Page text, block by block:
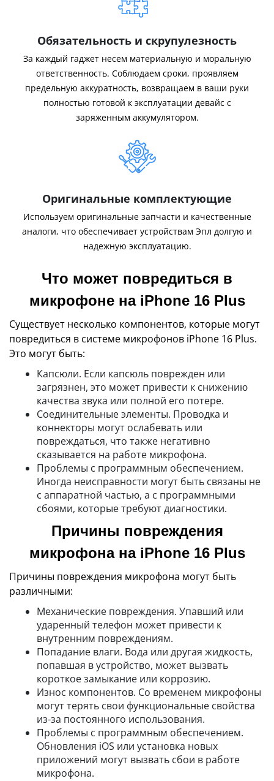
Обязательность и скрупулезность
За каждый гаджет несем материальную и моральную
ответственность. Соблюдаем сроки, проявляем
предельную аккуратность, возвращаем в ваши руки
полностью готовой к эксплуатации девайс с
заряженным аккумулятором.
Оригинальные комплектующие
Используем оригинальные запчасти и качественные
аналоги, что обеспечивает устройствам Эпл долгую и
надежную эксплуатацию.
Что может повредиться в
микрофоне на iPhone 16 Plus
Существует несколько компонентов, которые могут
повредиться в системе микрофонов iPhone 16 Plus.
Это могут быть:
Капсюли. Если капсюль поврежден или
загрязнен, это может привести к снижению
качества звука или полной его потере.
Соединительные элементы. Проводка и
коннекторы могут ослабевать или
повреждаться, что также негативно
сказывается на работе микрофона.
Проблемы с программным обеспечением.
Иногда неисправности могут быть связаны не
с аппаратной частью, а с программными
сбоями, которые требуют диагностики.
Причины повреждения
микрофона на iPhone 16 Plus
Причины повреждения микрофона могут быть
различными:
Механические повреждения. Упавший или
ударенный телефон может привести к
внутренним повреждениям.
Попадание влаги. Вода или другая жидкость,
попавшая в устройство, может вызвать
короткое замыкание или коррозию.
Износ компонентов. Со временем микрофоны
могут терять свои функциональные свойства
из-за постоянного использования.
Проблемы с программным обеспечением.
Обновления iOS или установка новых
приложений могут вызвать сбои в работе
микрофона.